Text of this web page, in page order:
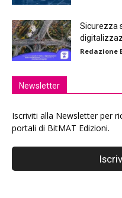
Sicurezza
Redazione
Newsletter
Iscriviti alla Newsletter per
portali di BitMAT Edizioni.